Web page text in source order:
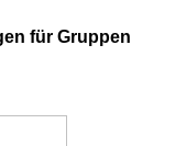
für Gruppen